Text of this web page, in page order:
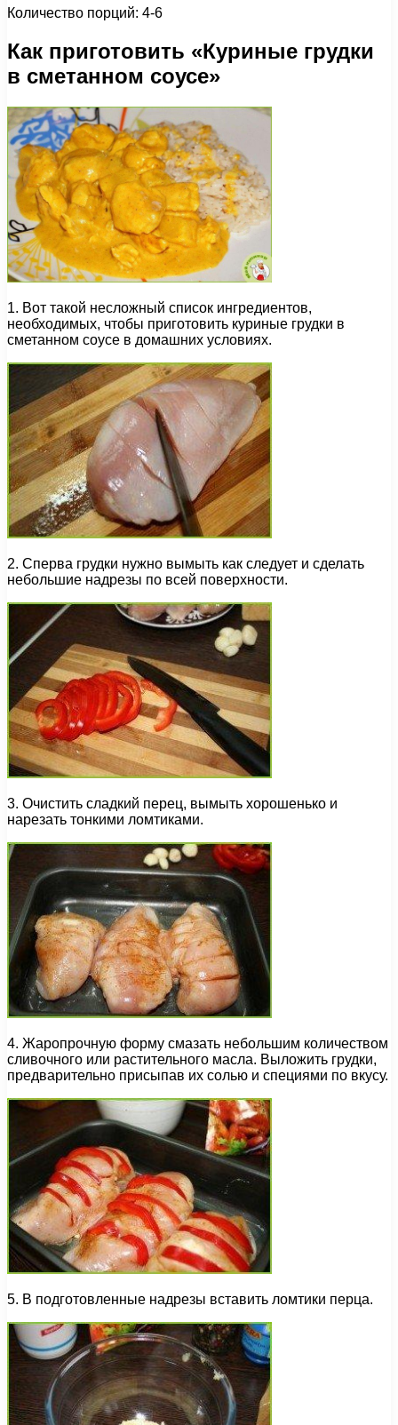
Количество порций: 4-6
Как приготовить «Куриные грудки
в сметанном соусе»
1. Вот такой несложный список ингредиентов,
необходимых, чтобы приготовить куриные грудки в
сметанном соусе в домашних условиях.
2. Сперва грудки нужно вымыть как следует и сделать
небольшие надрезы по всей поверхности.
3. Очистить сладкий перец, вымыть хорошенько и
нарезать тонкими ломтиками.
4. Жаропрочную форму смазать небольшим количеством
сливочного или растительного масла. Выложить грудки,
предварительно присыпав их солью и специями по вкусу.
5. В подготовленные надрезы вставить ломтики перца.